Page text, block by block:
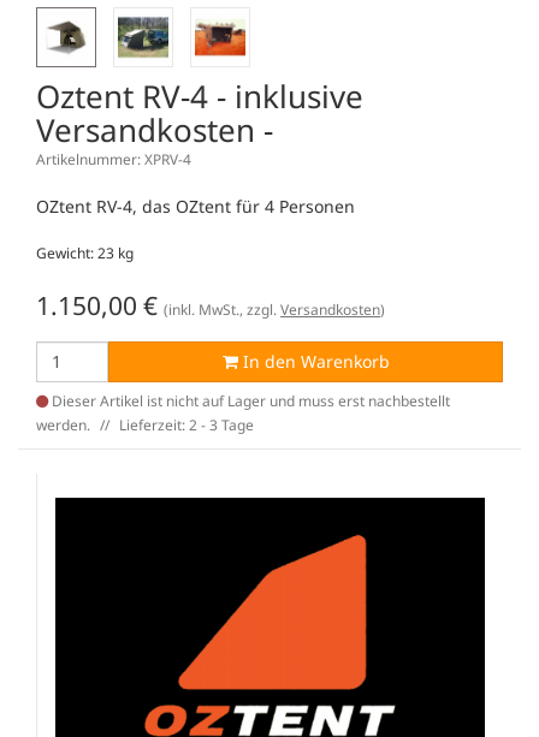
Oztent RV-4 - inklusive
Versandkosten -
Artikelnummer: XPRV-4
OZtent RV-4, das OZtent für 4 Personen
Gewicht: 23 kg
1.150,00 € (inkl. MwSt., zzgl.Versandkosten)
In den Warenkorb
Dieser Artikel ist nicht auf Lager und muss erst nachbestellt
werden.
Lieferzeit: 2 - 3 Tage